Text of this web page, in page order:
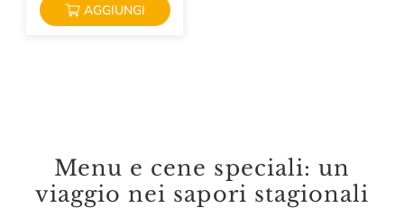
AGGIUNGI
Menu e cene speciali: un
viaggio nei sapori stagionali